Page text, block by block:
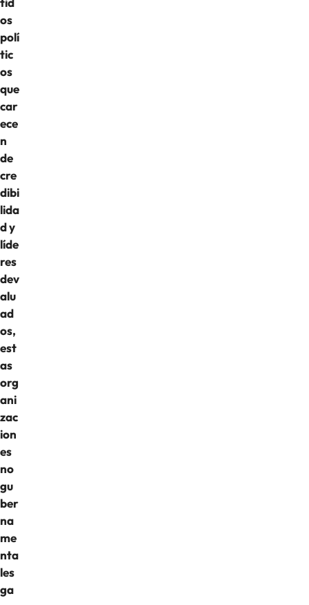
os
polí
tic
os
que
car
ece
n
de
cre
dibi
lida
d y
líde
res
dev
alu
ad
os,
est
as
org
ani
zac
ion
es
no
gu
ber
na
me
nta
les
ga